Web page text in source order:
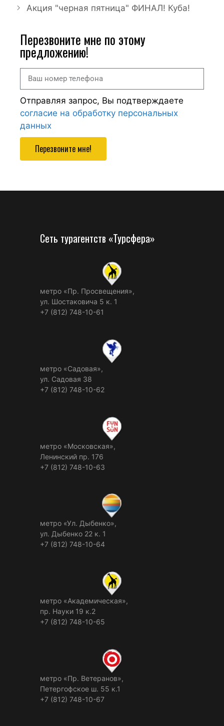
Акция "черная пятница" ФИНАЛ! Куба!
Перезвоните мне по этому
предложению!
Отправляя запрос, Вы подтверждаете
согласие на обработку персональных
данных
Перезвоните мне!
Сеть турагентств «Турсфера»
метро «Пр. Просвещения»,
ул. Шостаковича 5 к. 1
+7 (812) 748-10-61
метро «Садовая»,
ул. Садовая 38
+7 (812) 748-10-62
метро «Московская»,
Ленинский пр. 176
+7 (812) 748-10-63
метро «Ул. Дыбенко»,
ул. Дыбенко 22 к. 1
+7 (812) 748-10-64
метро «Академическая»,
пр. Науки 19 к.2
+7 (812) 748-10-65
метро «Пр. Ветеранов»,
Петергофское ш. 55 к.1
+7 (812) 748-10-67